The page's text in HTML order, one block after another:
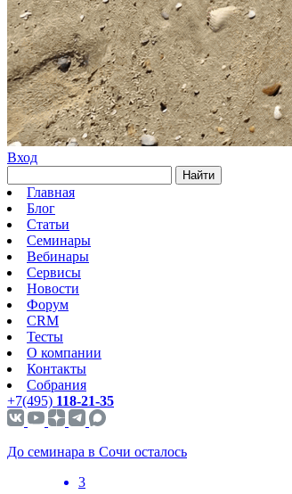
Вход
Найти
Главная
Блог
Статьи
Семинары
Вебинары
Сервисы
Новости
Форум
CRM
Тесты
О компании
Контакты
Собрания
+7(495) 118-21-35
До семинара в Сочи осталось
3